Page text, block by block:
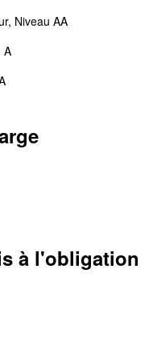
Niveau AA
A
à l'obligation